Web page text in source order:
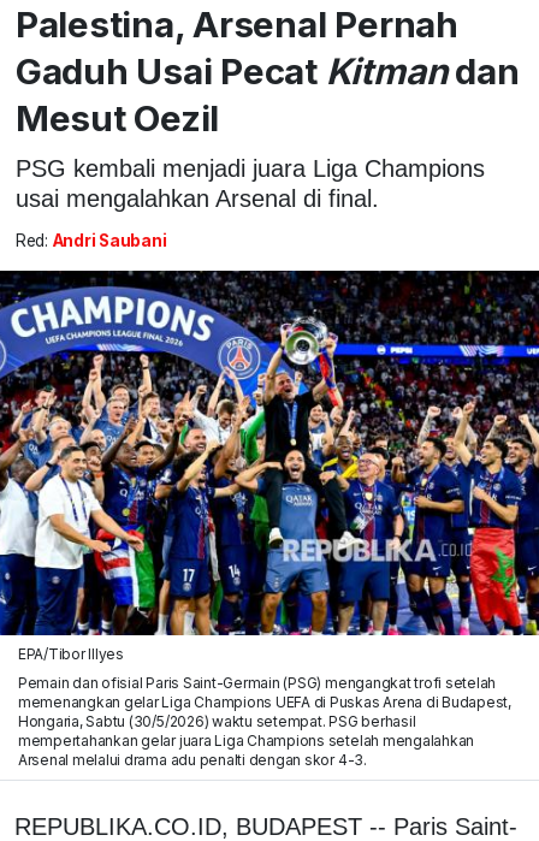
Palestina, Arsenal Pernah
Gaduh Usai Pecat Kitmandan
Mesut Oezil
PSG kembali menjadi juara Liga Champions
usai mengalahkan Arsenal di final.
Red: Andri Saubani
EPA/Tibor Illyes
Pemain dan ofisial Paris Saint-Germain (PSG) mengangkat trofi setelah
memenangkan gelar Liga Champions UEFA di Puskas Arena di Budapest,
Hongaria, Sabtu (30/5/2026) waktu setempat. PSG berhasil
mempertahankan gelar juara Liga Champions setelah mengalahkan
Arsenal melalui drama adu penalti dengan skor 4-3.
REPUBLIKA.CO.ID, BUDAPEST -- Paris Saint-